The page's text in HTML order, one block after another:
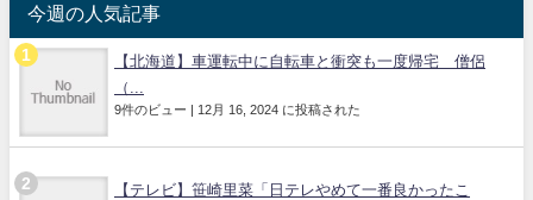
今週の人気記事
【北海道】車運転中に自転車と衝突も一度帰宅 僧侶
（...
9件のビュー 12月 16, 2024 に投稿された
【テレビ】笹崎里菜「日テレやめて一番良かったこ